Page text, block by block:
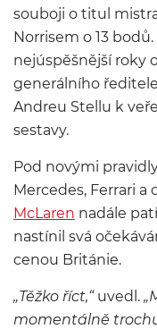
souboji o titul
Norrisem o 13
nejúspěšnější roky
generálního
Andreu Stellu k
sestavy.
Pod novými
Mercedes, Ferrari a
McLaren nadále
nastínil svá
cenou Británie.
„Těžko říct,“uvedl.
momentálně